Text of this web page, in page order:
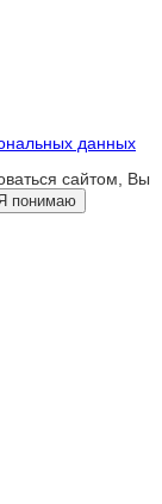
данных
сайтом, Вы
понимаю